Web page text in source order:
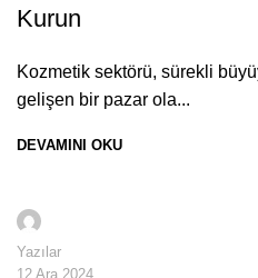
Kurun
Kozmetik sektörü, sürekli
gelişen bir pazar ola...
DEVAMINI OKU
Yazılar
12 Ara 2024